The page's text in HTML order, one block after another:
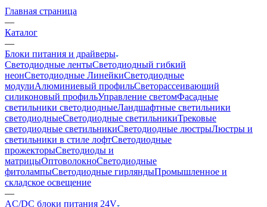
Главная страница
—
Каталог
—
Блоки питания и драйверы
Светодиодные лентыСветодиодный гибкий
неонСветодиодные ЛинейкиСветодиодные
модулиАлюминиевый профильСветорассеивающий
силиконовый профильУправление светомФасадные
светильники светодиодныеЛандшафтные светильники
светодиодныеСветодиодные светильникиТрековые
светодиодные светильникиСветодиодные люстрыЛюстры и
светильники в стиле лофтСветодиодные
прожекторыСветодиоды и
матрицыОптоволокноСветодиодные
фитолампыСветодиодные гирляндыПромышленное и
складское освещение
—
AC/DC блоки питания 24V